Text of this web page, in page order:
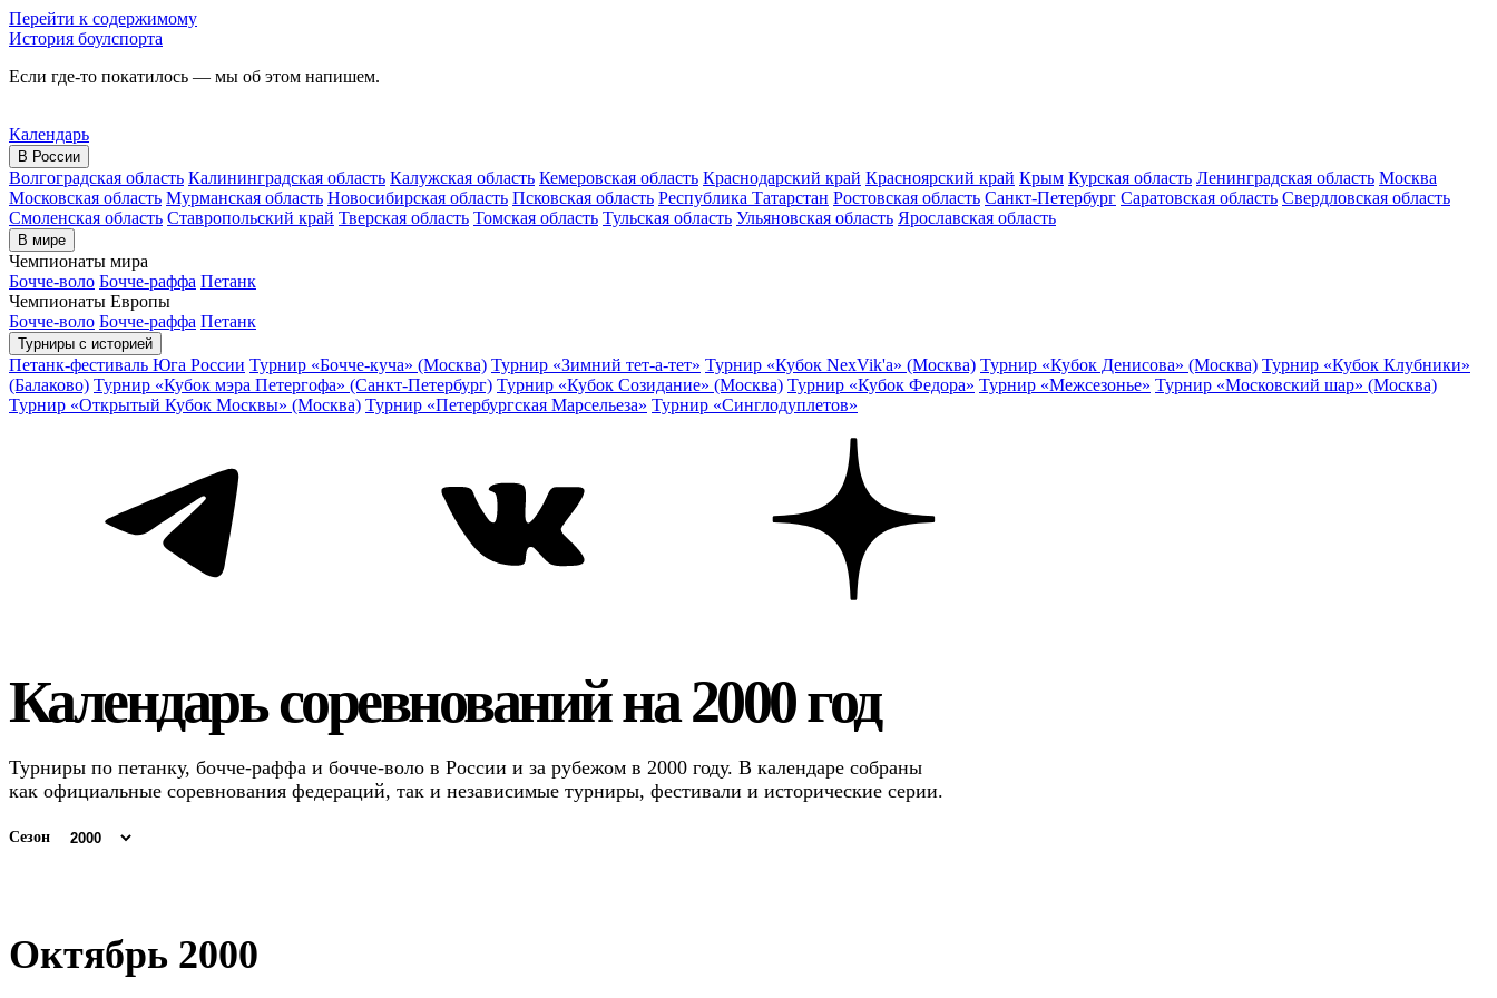
Перейти к содержимому
История боулспорта
Если где-то покатилось — мы об этом напишем.
Календарь
В России
Волгоградская область Калининградская область Калужская область Кемеровская область Краснодарский край Красноярский край Крым Курская область Ленинградская область Москва
Московская область Мурманская область Новосибирская область Псковская область Республика Татарстан Ростовская область Санкт-Петербург Саратовская область Свердловская область
Смоленская область Ставропольский край Тверская область Томская область Тульская область Ульяновская область Ярославская область
В мире
Чемпионаты мира
Бочче-воло Бочче-раффа Петанк
Чемпионаты Европы
Бочче-воло Бочче-раффа Петанк
Турниры с историей
Петанк-фестиваль Юга России Турнир «Бочче-куча» (Москва) Турнир «Зимний тет-а-тет» Турнир «Кубок NexVik'a» (Москва) Турнир «Кубок Денисова» (Москва) Турнир «Кубок Клубники»
(Балаково) Турнир «Кубок мэра Петергофа» (Санкт-Петербург) Турнир «Кубок Созидание» (Москва) Турнир «Кубок Федора» Турнир «Межсезонье» Турнир «Московский шар» (Москва)
Турнир «Открытый Кубок Москвы» (Москва) Турнир «Петербургская Марсельеза» Турнир «Синглодуплетов»
Календарь соревнований на 2000 год
Турниры по петанку, бочче-раффа и бочче-воло в России и за рубежом в 2000 году. В календаре собраны
как официальные соревнования федераций, так и независимые турниры, фестивали и исторические серии.
Сезон
Октябрь 2000